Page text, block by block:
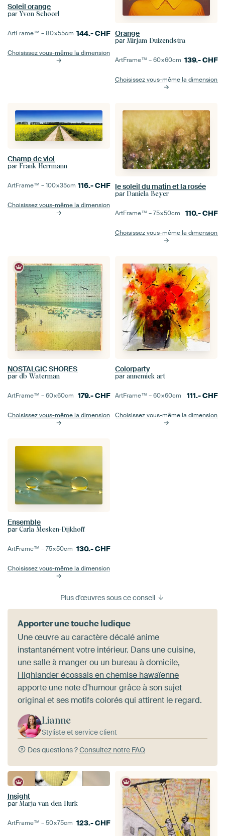
Soleil orange
par Yvon Schoorl
ArtFrame™ –80×55cm 144.-CHF
Choisissez vous-même la dimension
Orange
par Mirjam Duizendstra
ArtFrame™ –60×60cm 139.-CHF
Choisissez vous-même la dimension
Champ de viol
par Frank Herrmann
ArtFrame™ –100×35cm 116.-CHF
Choisissez vous-même la dimension
le soleil du matin et la rosée
par Daniela Beyer
ArtFrame™ –75×50cm 110.-CHF
Choisissez vous-même la dimension
NOSTALGIC SHORES
par db Waterman
ArtFrame™ –60×60cm 179.-CHF
Choisissez vous-même la dimension
Colorparty
par annemiek art
ArtFrame™ –60×60cm 111.-CHF
Choisissez vous-même la dimension
Ensemble
par Carla Mesken-Dijkhoff
ArtFrame™ –75×50cm 130.-CHF
Choisissez vous-même la dimension
Plus d'œuvres sous ce conseil
Apporter une touche ludique
Une œuvre au caractère décalé anime
instantanément votre intérieur. Dans une cuisine,
une salle à manger ou un bureau à domicile,
Highlander écossais en chemise hawaïenne
apporte une note d'humour grâce à son sujet
original et ses motifs colorés qui attirent le regard.
Lianne
Styliste et service client
Des questions ?Consultez notre FAQ
Insight
par Marja van den Hurk
ArtFrame™ –50×75cm 123.-CHF